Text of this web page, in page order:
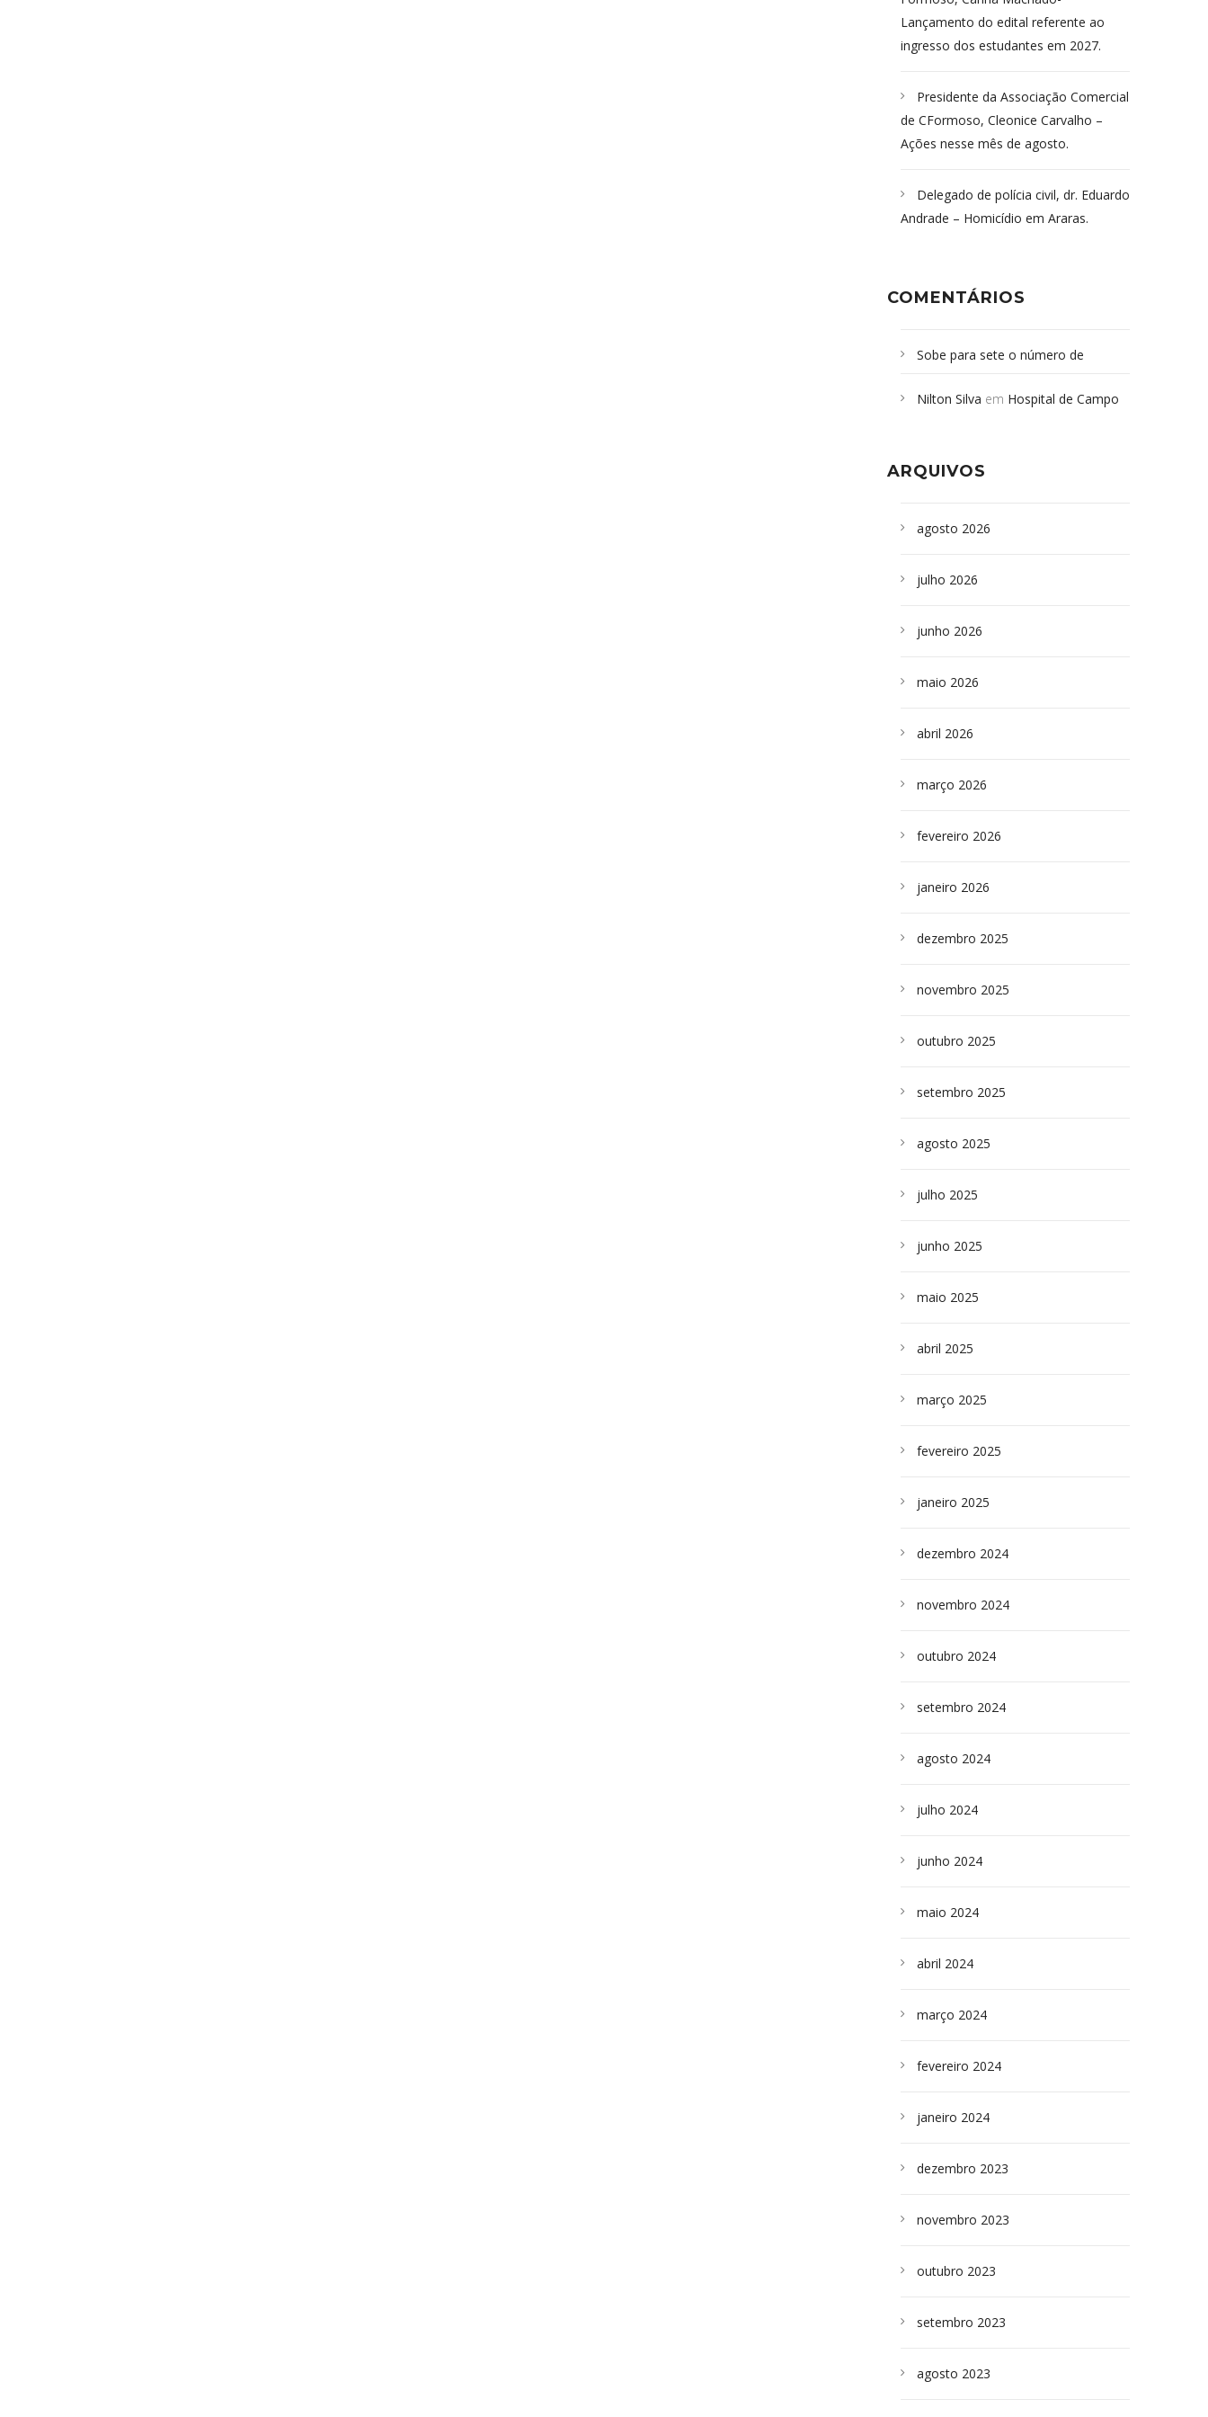
Lançamento do edital referente ao
ingresso dos estudantes em 2027.
Presidente da Associação Comercial
de CFormoso, Cleonice Carvalho –
Ações nesse mês de agosto.
Delegado de polícia civil, dr. Eduardo
Andrade – Homicídio em Araras.
COMENTÁRIOS
Sobe para sete o número de
desabamento em São Paulo - Revista
sepultados em SP
Nilton Silva em Hospital de Campo
ARQUIVOS
agosto 2026
julho 2026
junho 2026
maio 2026
abril 2026
março 2026
fevereiro 2026
janeiro 2026
dezembro 2025
novembro 2025
outubro 2025
setembro 2025
agosto 2025
julho 2025
junho 2025
maio 2025
abril 2025
março 2025
fevereiro 2025
janeiro 2025
dezembro 2024
novembro 2024
outubro 2024
setembro 2024
agosto 2024
julho 2024
junho 2024
maio 2024
abril 2024
março 2024
fevereiro 2024
janeiro 2024
dezembro 2023
novembro 2023
outubro 2023
setembro 2023
agosto 2023